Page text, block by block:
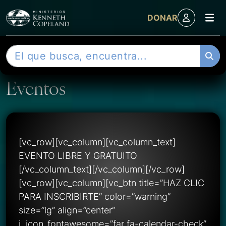
DONAR
B
u
c
Eventos
[vc_row][vc_column][vc_column_text]
EVENTO LIBRE Y GRATUITO
[/vc_column_text][/vc_column][/vc_row]
[vc_row][vc_column][vc_btn title=”HAZ CLIC
PARA INSCRIBIRTE” color=”warning”
size=”lg” align=”center”